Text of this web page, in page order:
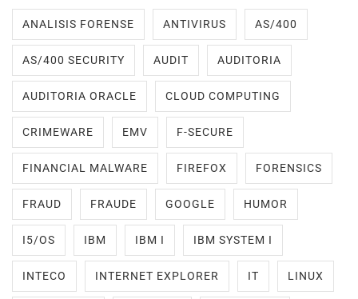
ANALISIS FORENSE ANTIVIRUS AS/400
AS/400 SECURITY AUDIT AUDITORIA
AUDITORIA ORACLE CLOUD COMPUTING
CRIMEWARE EMV F-SECURE
FINANCIAL MALWARE FIREFOX FORENSICS
FRAUD FRAUDE GOOGLE HUMOR
I5/OS IBM IBM I IBM SYSTEM I
INTECO INTERNET EXPLORER IT LINUX